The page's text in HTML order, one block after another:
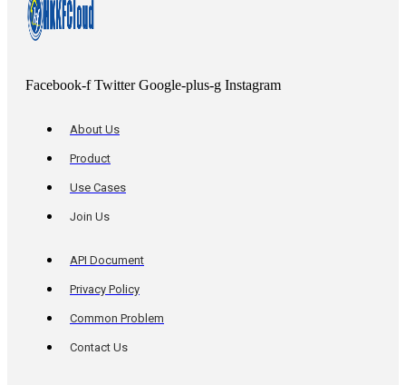
Facebook-f Twitter Google-plus-g Instagram
About Us
Product
Use Cases
Join Us
API Document
Privacy Policy
Common Problem
Contact Us